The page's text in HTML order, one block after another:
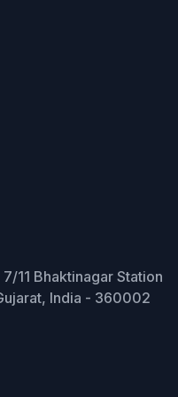
11 Bhaktinagar Station
India - 360002